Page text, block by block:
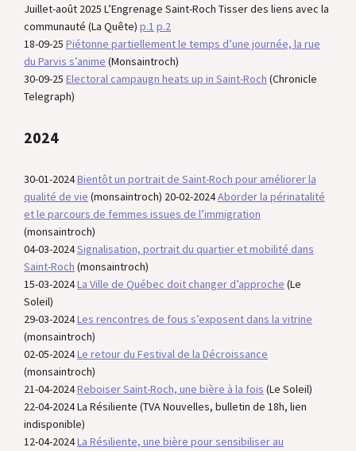
Juillet-août 2025 L’Engrenage Saint-Roch Tisser des liens avec la
communauté (La Quête) p.1 p.2
18-09-25 Piétonne partiellement le temps d’une journée, la rue
du Parvis s’anime (Monsaintroch)
30-09-25 Electoral campaugn heats up in Saint-Roch (Chronicle
Telegraph)
2024
30-01-2024Bientôt un portrait de Saint-Roch pour améliorer la
qualité de vie (monsaintroch) 20-02-2024Aborder la périnatalité
et le parcours de femmes issues de l’immigration
(monsaintroch)
04-03-2024Signalisation, portrait du quartier et mobilité dans
Saint-Roch (monsaintroch)
15-03-2024La Ville de Québec doit changer d’approche (Le
Soleil)
29-03-2024Les rencontres de fous s’exposent dans la vitrine
(monsaintroch)
02-05-2024Le retour du Festival de la Décroissance
(monsaintroch)
21-04-2024Reboiser Saint-Roch, une bière à la fois (Le Soleil)
22-04-2024 La Résiliente (TVA Nouvelles, bulletin de 18h, lien
indisponible)
12-04-2024La Résiliente, une bière pour sensibiliser au